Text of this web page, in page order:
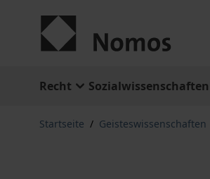
Recht Sozialwissenschaften
Startseite / Geisteswissenschaften